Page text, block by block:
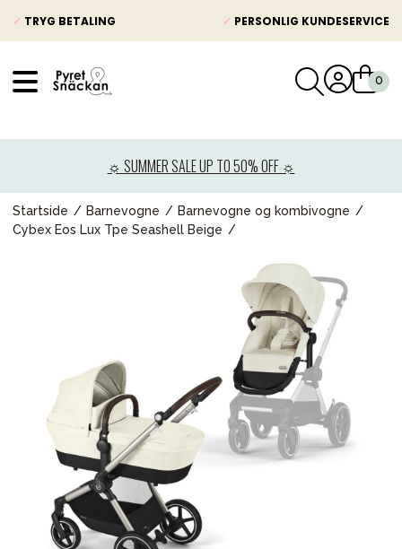
✓ TRYG BETALING ✓ PERSONLIG KUNDESERVICE
☼ SUMMER SALE UP TO 50% OFF ☼
Startside Barnevogne
Barnevogne og kombivogne
Cybex Eos Lux Tpe Seashell Beige
Barnevogne
Autostole
Legetøj og spil
Mor & Far
Møbler & sengetøj
Tilbehør
Reservedele
Kampagner
Tips til gaver
Vores favoritter